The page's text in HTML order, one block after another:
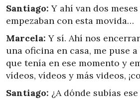
Santiago: Y ahí van dos
empezaban con esta movida…
Marcela: Y sí. Ahí nos
una oficina en casa, me puse
que tenía en ese momento y
vídeos, vídeos y más videos,
Santiago: ¿A dónde subías